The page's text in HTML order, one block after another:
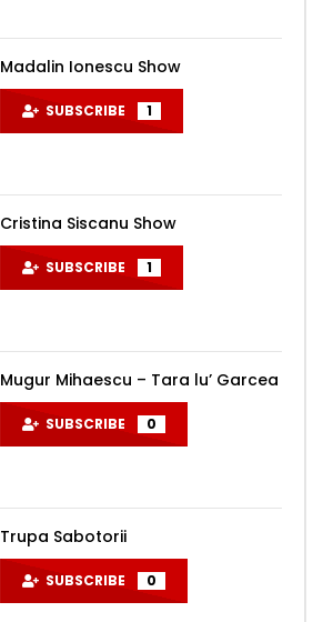
Madalin Ionescu Show
SUBSCRIBE 1
Cristina Siscanu Show
SUBSCRIBE 1
Mugur Mihaescu – Tara lu’ Garcea
SUBSCRIBE 0
Trupa Sabotorii
SUBSCRIBE 0